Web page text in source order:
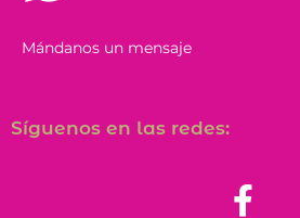
Mándanos un mensaje
Síguenos en las redes: